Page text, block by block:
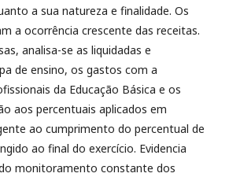
a sua natureza e finalidade. Os
a ocorrência crescente das receitas.
analisa-se as liquidadas e
de ensino, os gastos com a
da Educação Básica e os
aos percentuais aplicados em
ao cumprimento do percentual de
ao final do exercício. Evidencia
monitoramento constante dos